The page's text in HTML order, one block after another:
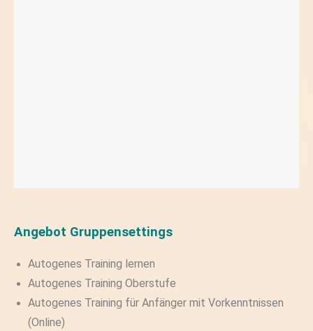
Angebot Gruppensettings
Autogenes Training lernen
Autogenes Training Oberstufe
Autogenes Training für Anfänger mit Vorkenntnissen
(Online)